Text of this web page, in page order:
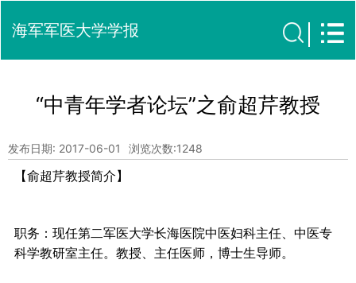
海军军医大学学报
“中青年学者论坛”之俞超芹教授
发布日期: 2017-06-01 浏览次数:1248
【俞超芹教授简介 】
职务 ：现任第二军医大学长海医院中医妇科主任、中医专
科学教研室主任。教授、主任医师，博士生导师。